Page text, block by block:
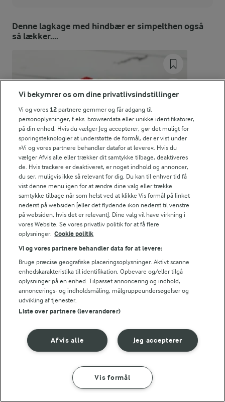
1275 kJ / 305 kcal
ENERGI PR 100 G
Fiber:
1,6 g
Protein:
4 g
Fedt:
21,4 g
Kulhydrat:
24,4 g
Denne lagkage med hindbær er simpelthen også
så lækker....
20 MIN
Hindbærlagkage
(51)
For at se denne video skal du give tilladelse
til de nødvendige cookies.
SÅDAN GØR DU INGREDIENSER
Vi bekymrer os om dine privatlivsindstillinger
Vi og vores 12 partnere gemmer og får adgang til
personoplysninger, f.eks. browserdata eller unikke identifikatorer,
på din enhed. Hvis du vælger Jeg accepterer, gør det muligt for
sporingsteknologier at understøtte de formål, der er vist under
»Vi og vores partnere behandler datafor at levere«. Hvis du
vælger Afvis alle eller trækker dit samtykke tilbage, deaktiveres
de. Hvis trackere er deaktiveret, er noget indhold og annoncer,
du ser, muligvis ikke så relevant for dig. Du kan til enhver tid få
vist denne menu igen for at ændre dine valg eller trække
samtykke tilbage når som helst ved at klikke Vis formål på linket
nederst på websiden [eller det flydende ikon nederst til venstre
på websiden, hvis det er relevant]. Dine valg vil have virkning i
vores Website. Se vores privatliv politik for at få flere
oplysninger. Cookie politik
Vi og vores partnere behandler data for at levere:
Bruge præcise geografiske placeringsoplysninger. Aktivt scanne
enhedskarakteristika til identifikation. Opbevare og/eller tilgå
oplysninger på en enhed. Tilpasset annoncering og indhold,
annoncerings- og indholdsmåling, målgruppeundersøgelser og
udvikling af tjenester.
Liste over partnere (leverandører)
Jeg accepterer
Afvis alle
Vis formål